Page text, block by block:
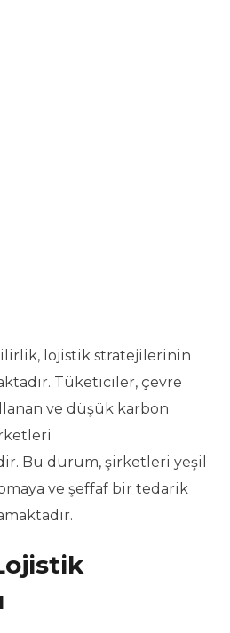
lojistik stratejilerinin
Tüketiciler, çevre
ve düşük karbon
Bu durum, şirketleri yeşil
ve şeffaf bir tedarik